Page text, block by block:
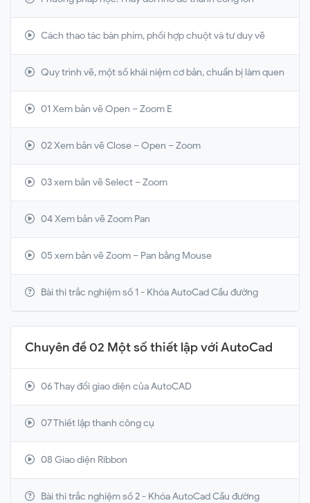
Cách thao tác bàn phím, phối hợp chuột và tư duy vẽ
Quy trình vẽ, một số khái niệm cơ bản, chuẩn bị làm quen
01 Xem bản vẽ Open – Zoom E
02 Xem bản vẽ Close – Open – Zoom
03 xem bản vẽ Select – Zoom
04 Xem bản vẽ Zoom Pan
05 xem bản vẽ Zoom – Pan bằng Mouse
Bài thi trắc nghiệm số 1 - Khóa AutoCad Cầu đường
Chuyên đề 02 Một số thiết lập với AutoCad
06 Thay đổi giao diện của AutoCAD
07 Thiết lập thanh công cụ
08 Giao diện Ribbon
Bài thi trắc nghiệm số 2 - Khóa AutoCad Cầu đường